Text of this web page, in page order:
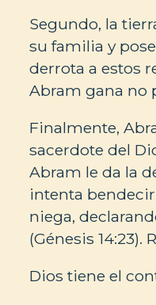
Segundo, la
su familia y
derrota a estos
Abram gana no
Finalmente,
sacerdote del
Abram le da la
intenta bendecir
niega,
(Génesis
Dios tiene el